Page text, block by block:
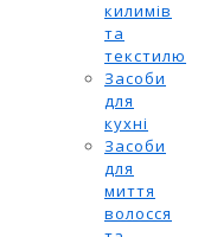
килимів
та
текстилю
Засоби
для
кухні
Засоби
для
миття
волосся